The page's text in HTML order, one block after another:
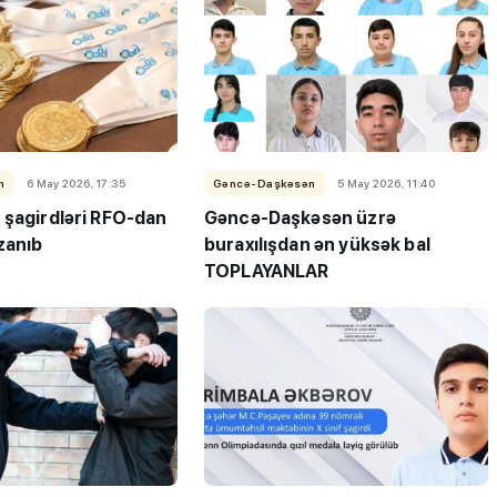
6 May 2026, 17:35
RFO-dan
Gəncə-Daşkəsən 5 May 2026, 11:40
Gəncə-Daşkəsən üzrə
buraxılışdan ən yüksək bal
TOPLAYANLAR
MİQ,
qəbul
"Həftənin təhsil icmalı": Qəbul
marafonu başa çatdı,
müəllimlərin nəticələri dəyişdi...